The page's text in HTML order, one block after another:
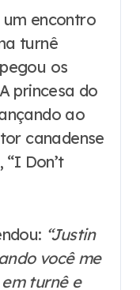
turnê
os
princesa do
ao
canadense
Don’t
“Justin
você me
turnê e